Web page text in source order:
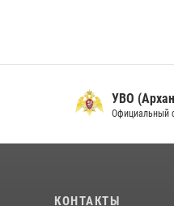
УВО
Официальный сайт
КОНТАКТЫ